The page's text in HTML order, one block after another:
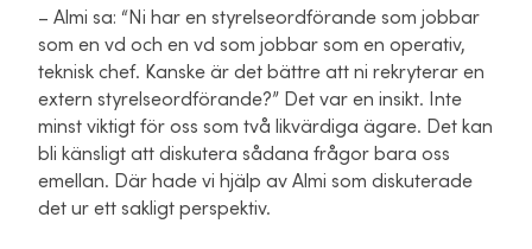
– Almi sa: “Ni har en styrelseordförande som jobbar
som en vd och en vd som jobbar som en operativ,
teknisk chef. Kanske är det bättre att ni rekryterar en
extern styrelseordförande?” Det var en insikt. Inte
minst viktigt för oss som två likvärdiga ägare. Det kan
bli känsligt att diskutera sådana frågor bara oss
emellan. Där hade vi hjälp av Almi som diskuterade
det ur ett sakligt perspektiv.